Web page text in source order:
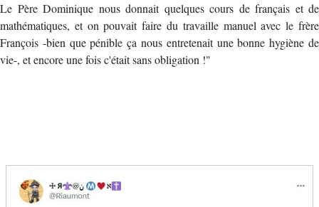
Le Père Dominique nous donnait quelques cours de français et de
mathématiques, et on pouvait faire du travaille manuel avec le frère
François -bien que pénible ça nous entretenait une bonne hygiène de
vie-, et encore une fois c'était sans obligation !"